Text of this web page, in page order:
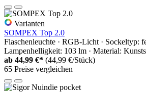
Varianten
SOMPEX Top 2.0
Flaschenleuchte · RGB-Licht · Sockeltyp:
Lampenhelligkeit: 103 lm · Material:
ab 44,99 €* (44,99 €/Stück)
65 Preise vergleichen